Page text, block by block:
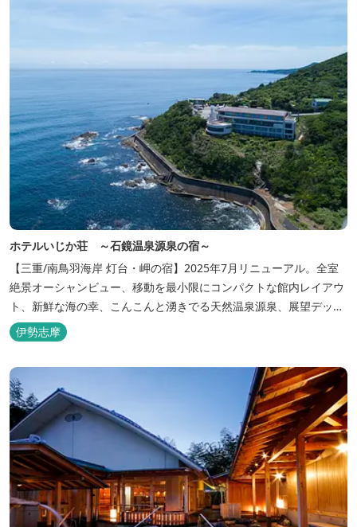
ホテルいじか荘 ～石鏡温泉源泉の宿～
【三重/南鳥羽海岸 灯台・岬の宿】2025年7月リニューアル。全室
絶景オーシャンビュー、移動を最小限にコンパクトな館内レイアウ
ト、新鮮な海の幸、こんこんと湧きでる天然温泉源泉、展望デッ
キ〜いじか灯台テラス〜からの眺望が自慢のリトリートホテル。
伊勢志摩